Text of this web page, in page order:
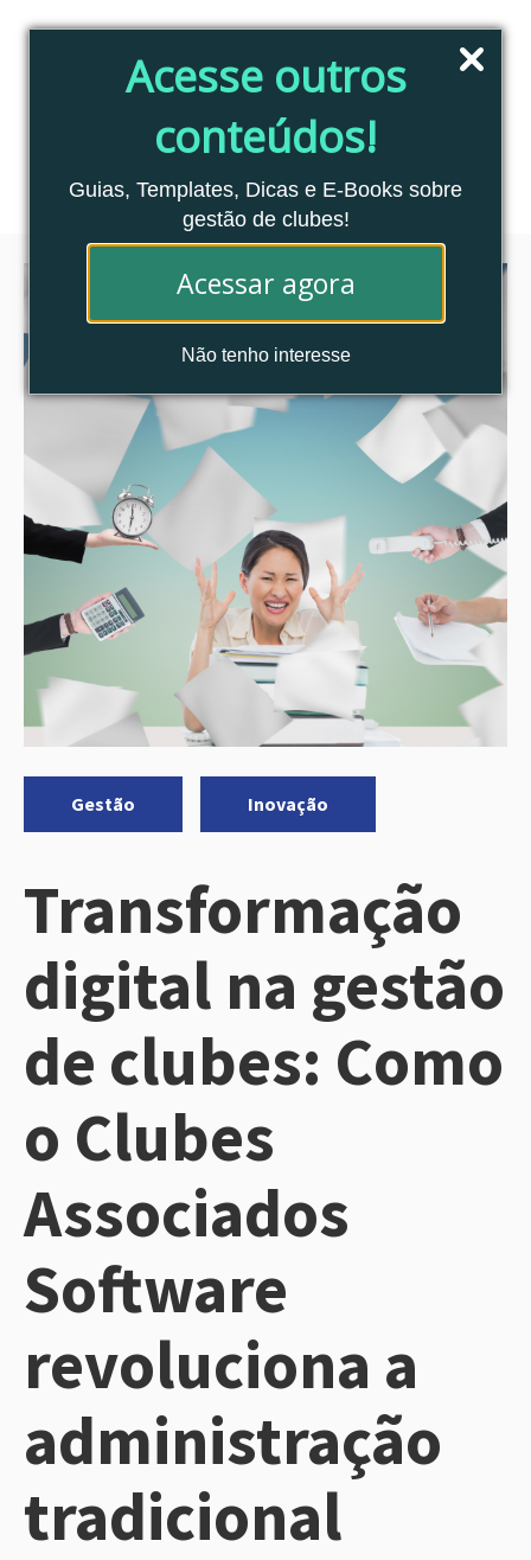
Acesse outros
conteúdos!
Guias, Templates, Dicas e E-Books sobre
gestão de clubes!
Acessar agora
Não tenho interesse
Blog Clubes Associados
Gestão Inovação
Transformação
digital na gestão
de clubes: Como
o Clubes
Associados
Software
revoluciona a
administração
tradicional